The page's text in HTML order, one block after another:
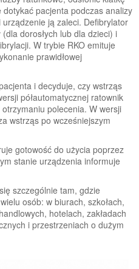
pacjenta podczas analizy
ją zaleci. Defibrylator
dorosłych lub dla dzieci) i
W trybie RKO emituje
prawidłowej
i decyduje, czy wstrząs
półautomatycznej ratownik
polecenia. W wersji
wstrząs po wcześniejszym
gotowość do użycia poprzez
stanie urządzenia informuje
szczególnie tam, gdzie
osób: w biurach, szkołach,
hotelach, zakładach
i przestrzeniach o dużym